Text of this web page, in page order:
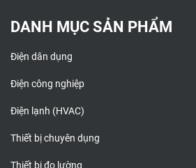
DANH MỤC SẢN PHẨM
Điện dân dụng
Điện công nghiệp
Điện lạnh (HVAC)
Thiết bị chuyên dụng
Thiết bị đo lường